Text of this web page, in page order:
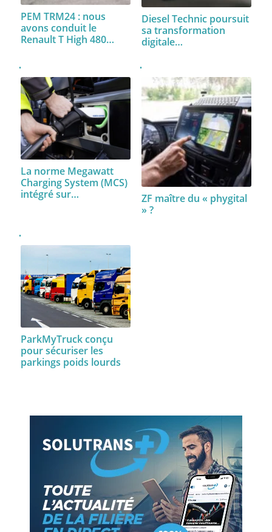
PEM TRM24 : nous
avons conduit le
Renault T High 480…
Diesel Technic poursuit
sa transformation
digitale…
La norme Megawatt
Charging System (MCS)
intégré sur…
ZF maître du « phygital
» ?
ParkMyTruck conçu
pour sécuriser les
parkings poids lourds